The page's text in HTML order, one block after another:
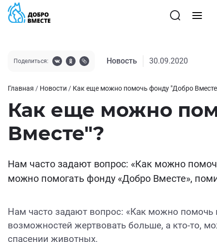
Поделиться: Новость 30.09.2020
Главная / Новости / Как еще можно помочь фонду "Добро
Как еще можно
Вместе"?
Нам часто задают вопрос: «Как можно
можно помогать фонду «Добро Вместе»,
Нам часто задают вопрос: «Как можно
возможностей жертвовать больше, а кто-то,
спасении животных.